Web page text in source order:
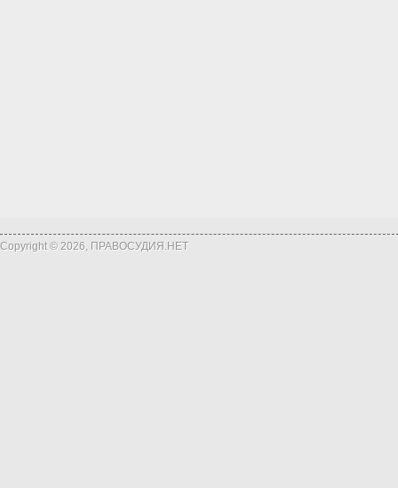
Copyright © 2026, ПРАВОСУДИЯ.НЕТ